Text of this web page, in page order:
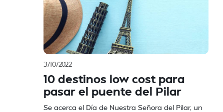
3/10/2022
10 destinos low cost para
pasar el puente del Pilar
Se acerca el Día de Nuestra Señora del Pilar, un